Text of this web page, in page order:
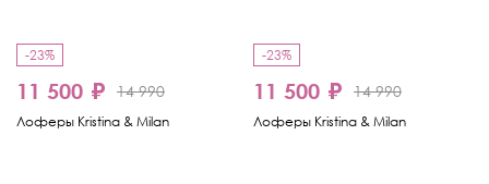
-23%
11 500 ₽ 14 990
Лоферы Kristina & Milan
-23%
11 500 ₽ 14 990
Лоферы Kristina & Milan